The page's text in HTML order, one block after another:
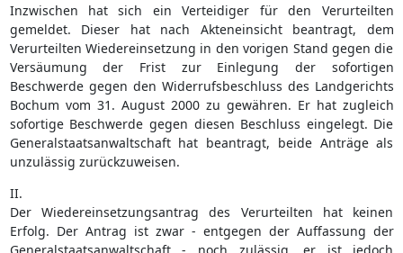
Inzwischen hat sich ein Verteidiger für den Verurteilten
gemeldet. Dieser hat nach Akteneinsicht beantragt, dem
Verurteilten Wiedereinsetzung in den vorigen Stand gegen die
Versäumung der Frist zur Einlegung der sofortigen
Beschwerde gegen den Widerrufsbeschluss des Landgerichts
Bochum vom 31. August 2000 zu gewähren. Er hat zugleich
sofortige Beschwerde gegen diesen Beschluss eingelegt. Die
Generalstaatsanwaltschaft hat beantragt, beide Anträge als
unzulässig zurückzuweisen.
II.
Der Wiedereinsetzungsantrag des Verurteilten hat keinen
Erfolg. Der Antrag ist zwar - entgegen der Auffassung der
Generalstaatsanwaltschaft - noch zulässig, er ist jedoch